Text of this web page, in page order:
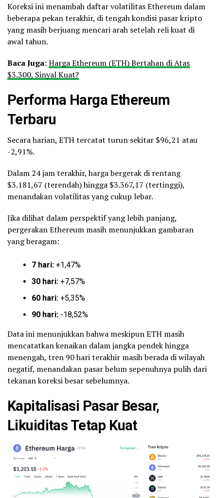
Koreksi ini menambah daftar volatilitas Ethereum dalam
beberapa pekan terakhir, di tengah kondisi pasar kripto
yang masih berjuang mencari arah setelah reli kuat di
awal tahun.
Baca Juga:Harga Ethereum (ETH) Bertahan di Atas
$3.300, Sinyal Kuat?
Performa Harga Ethereum
Terbaru
Secara harian, ETH tercatat turun sekitar $96,21 atau
-2,91%.
Dalam 24 jam terakhir, harga bergerak di rentang
$3.181,67 (terendah) hingga $3.367,17 (tertinggi),
menandakan volatilitas yang cukup lebar.
Jika dilihat dalam perspektif yang lebih panjang,
pergerakan Ethereum masih menunjukkan gambaran
yang beragam:
7 hari: +1,47%
30 hari: +7,57%
60 hari: +5,35%
90 hari: -18,52%
Data ini menunjukkan bahwa meskipun ETH masih
mencatatkan kenaikan dalam jangka pendek hingga
menengah, tren 90 hari terakhir masih berada di wilayah
negatif, menandakan pasar belum sepenuhnya pulih dari
tekanan koreksi besar sebelumnya.
Kapitalisasi Pasar Besar,
Likuiditas Tetap Kuat